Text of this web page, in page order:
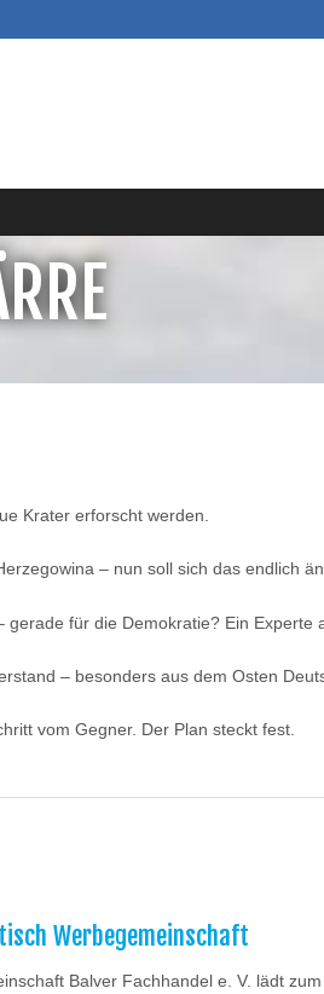
Krater erforscht werden.
– nun soll sich das endlich
für die Demokratie? Ein Experte
– besonders aus dem Osten
vom Gegner. Der Plan steckt fest.
Werbegemeinschaft
Balver Fachhandel e. V. lädt